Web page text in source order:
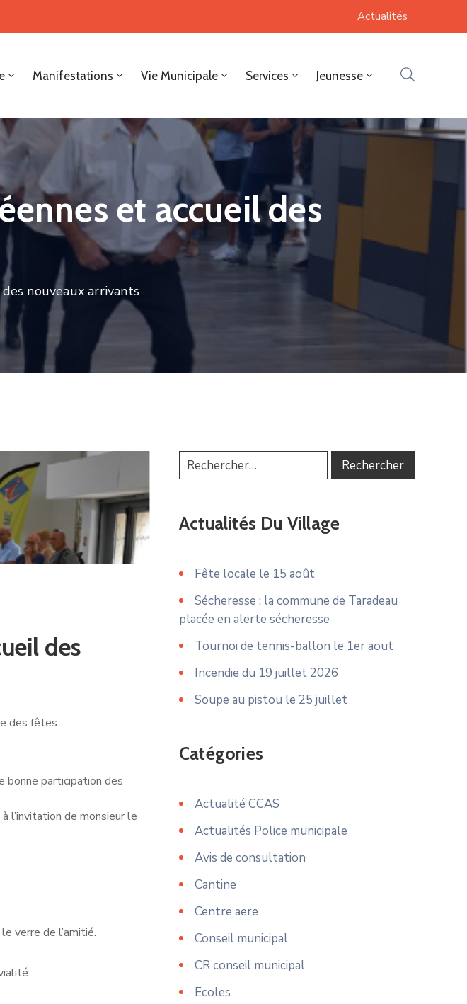
Actualités
Manifestations Vie Municipale Services Jeunesse
et accueil des
nouveaux arrivants
des
des fêtes .
bonne participation des
l’invitation de monsieur le
verre de l’amitié.
Actualités Du Village
Fête locale le 15 août
Sécheresse : la commune de Taradeau
placée en alerte sécheresse
Tournoi de tennis-ballon le 1er aout
Incendie du 19 juillet 2026
Soupe au pistou le 25 juillet
Catégories
Actualité CCAS
Actualités Police municipale
Avis de consultation
Cantine
Centre aere
Conseil municipal
CR conseil municipal
Ecoles